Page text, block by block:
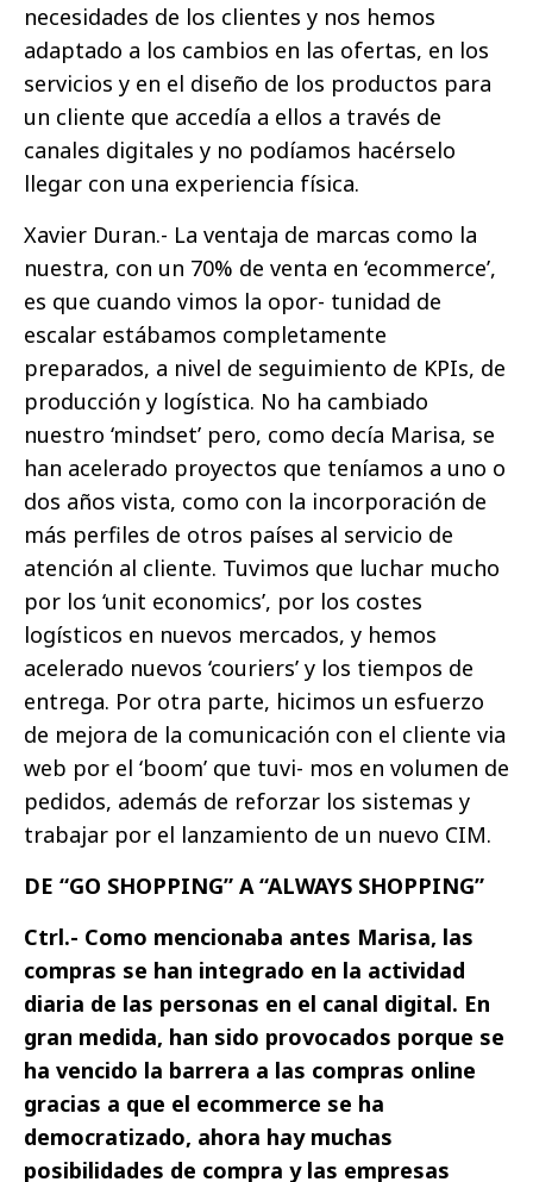
necesidades de los clientes y nos hemos
adaptado a los cambios en las ofertas, en los
servicios y en el diseño de los productos para
un cliente que accedía a ellos a través de
canales digitales y no podíamos hacérselo
llegar con una experiencia física.
Xavier Duran.- La ventaja de marcas como la
nuestra, con un 70% de venta en ‘ecommerce’,
es que cuando vimos la opor- tunidad de
escalar estábamos completamente
preparados, a nivel de seguimiento de KPIs, de
producción y logística. No ha cambiado
nuestro ‘mindset’ pero, como decía Marisa, se
han acelerado proyectos que teníamos a uno o
dos años vista, como con la incorporación de
más perfiles de otros países al servicio de
atención al cliente. Tuvimos que luchar mucho
por los ‘unit economics’, por los costes
logísticos en nuevos mercados, y hemos
acelerado nuevos ‘couriers’ y los tiempos de
entrega. Por otra parte, hicimos un esfuerzo
de mejora de la comunicación con el cliente via
web por el ‘boom’ que tuvi- mos en volumen de
pedidos, además de reforzar los sistemas y
trabajar por el lanzamiento de un nuevo CIM.
DE “GO SHOPPING” A “ALWAYS SHOPPING”
Ctrl.- Como mencionaba antes Marisa, las
compras se han integrado en la actividad
diaria de las personas en el canal digital. En
gran medida, han sido provocados porque se
ha vencido la barrera a las compras online
gracias a que el ecommerce se ha
democratizado, ahora hay muchas
posibilidades de compra y las empresas